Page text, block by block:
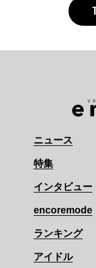
ニュース
特集
インタビュー
encoremode
ランキング
アイドル